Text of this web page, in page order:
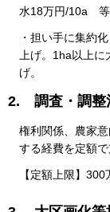
⽔18万円/10a 等
・担い⼿に集約
上げ。1ha以上
げ。
2. 調査・調整
権利関係、農家
する経費を定額で
【定額上限】